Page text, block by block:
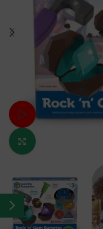
Δείτε το
Κάντε κλικ για